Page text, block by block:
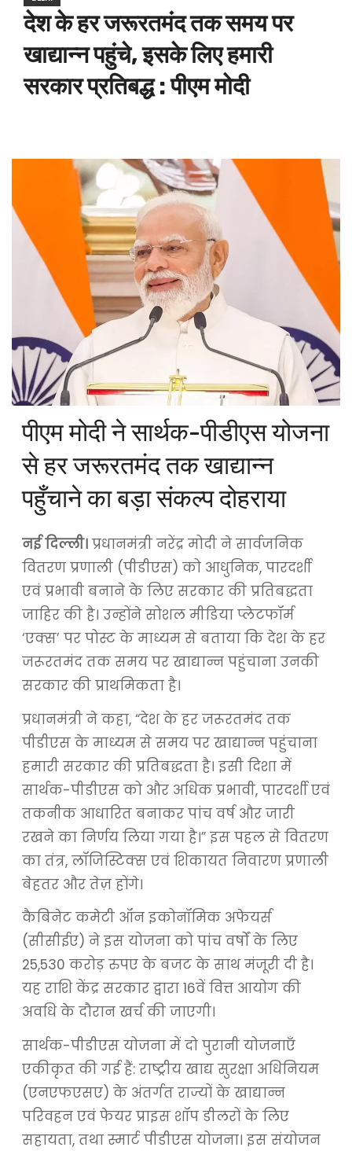
देश के हर जरूरतमंद तक समय पर
खाद्यान्न पहुंचे, इसके लिए हमारी
सरकार प्रतिबद्ध : पीएम मोदी
पीएम मोदी ने सार्थक-पीडीएस योजना
से हर जरूरतमंद तक खाद्यान्न
पहुँचाने का बड़ा संकल्प दोहराया
नई दिल्ली।प्रधानमंत्री नरेंद्र मोदी ने सार्वजनिक
वितरण प्रणाली (पीडीएस) को आधुनिक, पारदर्शी
एवं प्रभावी बनाने के लिए सरकार की प्रतिबद्धता
जाहिर की है। उन्होंने सोशल मीडिया प्लेटफॉर्म
‘एक्स’ पर पोस्ट के माध्यम से बताया कि देश के हर
जरूरतमंद तक समय पर खाद्यान्न पहुंचाना उनकी
सरकार की प्राथमिकता है।
प्रधानमंत्री ने कहा, “देश के हर जरूरतमंद तक
पीडीएस के माध्यम से समय पर खाद्यान्न पहुंचाना
हमारी सरकार की प्रतिबद्धता है। इसी दिशा में
सार्थक-पीडीएस को और अधिक प्रभावी, पारदर्शी एवं
तकनीक आधारित बनाकर पांच वर्ष और जारी
रखने का निर्णय लिया गया है।” इस पहल से वितरण
का तंत्र, लॉजिस्टिक्स एवं शिकायत निवारण प्रणाली
बेहतर और तेज़ होंगे।
कैबिनेट कमेटी ऑन इकोनॉमिक अफेयर्स
(सीसीईए) ने इस योजना को पांच वर्षों के लिए
25,530 करोड़ रुपए के बजट के साथ मंजूरी दी है।
यह राशि केंद्र सरकार द्वारा 16वें वित्त आयोग की
अवधि के दौरान खर्च की जाएगी।
सार्थक-पीडीएस योजना में दो पुरानी योजनाएँ
एकीकृत की गई हैं: राष्ट्रीय खाद्य सुरक्षा अधिनियम
(एनएफएसए) के अंतर्गत राज्यों के खाद्यान्न
परिवहन एवं फेयर प्राइस शॉप डीलरों के लिए
सहायता, तथा स्मार्ट पीडीएस योजना। इस संयोजन